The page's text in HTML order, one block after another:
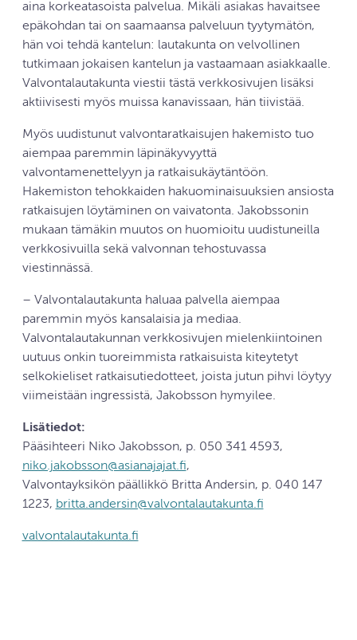
aina korkeatasoista palvelua. Mikäli asiakas havaitsee
epäkohdan tai on saamaansa palveluun tyytymätön,
hän voi tehdä kantelun: lautakunta on velvollinen
tutkimaan jokaisen kantelun ja vastaamaan asiakkaalle.
Valvontalautakunta viestii tästä verkkosivujen lisäksi
aktiivisesti myös muissa kanavissaan, hän tiivistää.
Myös uudistunut valvontaratkaisujen hakemisto tuo
aiempaa paremmin läpinäkyvyyttä
valvontamenettelyyn ja ratkaisukäytäntöön.
Hakemiston tehokkaiden hakuominaisuuksien ansiosta
ratkaisujen löytäminen on vaivatonta. Jakobssonin
mukaan tämäkin muutos on huomioitu uudistuneilla
verkkosivuilla sekä valvonnan tehostuvassa
viestinnässä.
– Valvontalautakunta haluaa palvella aiempaa
paremmin myös kansalaisia ja mediaa.
Valvontalautakunnan verkkosivujen mielenkiintoinen
uutuus onkin tuoreimmista ratkaisuista kiteytetyt
selkokieliset ratkaisutiedotteet, joista jutun pihvi löytyy
viimeistään ingressistä, Jakobsson hymyilee.
Lisätiedot:
Pääsihteeri Niko Jakobsson, p. 050 341 4593,
niko.jakobsson@asianajajat.fi,
Valvontayksikön päällikkö Britta Andersin, p. 040 147
1223, britta.andersin@valvontalautakunta.fi
valvontalautakunta.fi